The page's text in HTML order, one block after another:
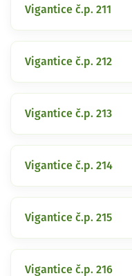
Vigantice č.p. 211
Vigantice č.p. 212
Vigantice č.p. 213
Vigantice č.p. 214
Vigantice č.p. 215
Vigantice č.p. 216